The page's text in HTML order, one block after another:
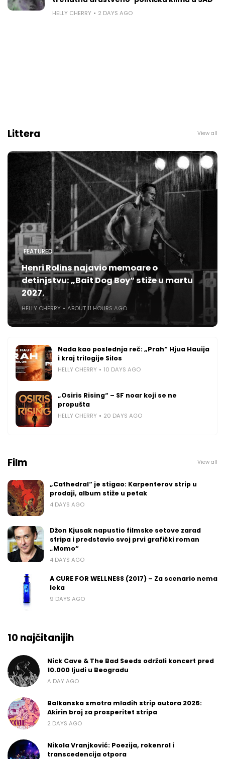
HELLY CHERRY 2 DAYS AGO
Littera View all
FEATURED
Henri Rolins najavio memoare o
detinjstvu: „Bait Dog Boy“ stiže u martu
2027.
HELLY CHERRY ABOUT 11 HOURS AGO
Nada kao poslednja reč: „Prah“ Hjua Hauija
i kraj trilogije Silos
HELLY CHERRY 10 DAYS AGO
„Osiris Rising“ – SF noar koji se ne
propušta
HELLY CHERRY 20 DAYS AGO
Film View all
„Cathedral“ je stigao: Karpenterov strip u
prodaji, album stiže u petak
4 DAYS AGO
Džon Kjusak napustio filmske setove zarad
stripa i predstavio svoj prvi grafički roman
„Momo“
4 DAYS AGO
A CURE FOR WELLNESS (2017) – Za scenario nema
leka
9 DAYS AGO
10 najčitanijih
Nick Cave & The Bad Seeds održali koncert pred
10.000 ljudi u Beogradu
A DAY AGO
Balkanska smotra mladih strip autora 2026:
Akirin broj za prosperitet stripa
2 DAYS AGO
Nikola Vranjković: Poezija, rokenrol i
transcedencija otpora